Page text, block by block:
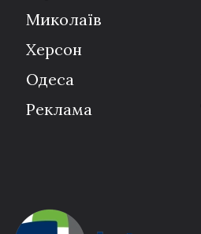
Миколаїв
Херсон
Одеса
Реклама